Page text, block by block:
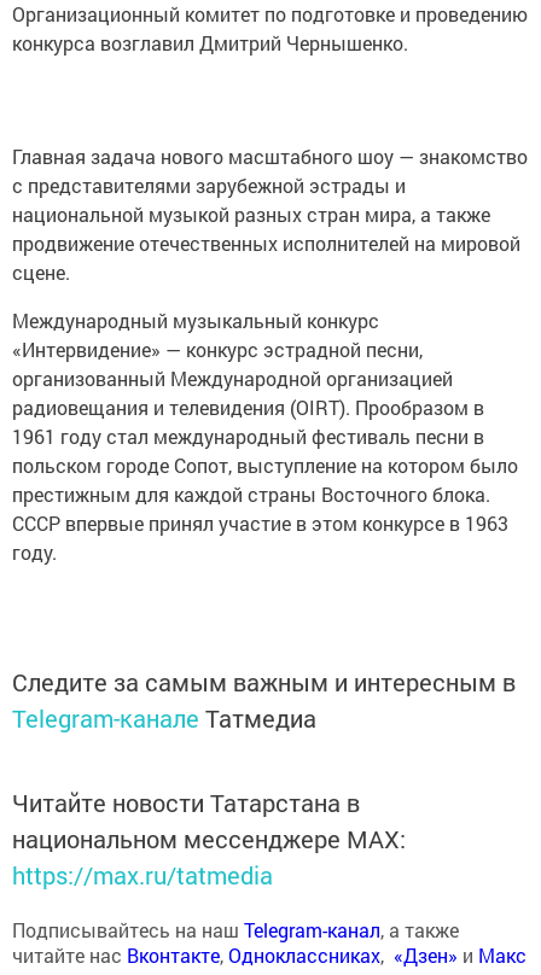
Организационный комитет по подготовке и проведению
конкурса возглавил Дмитрий Чернышенко.
Главная задача нового масштабного шоу — знакомство
с представителями зарубежной эстрады и
национальной музыкой разных стран мира, а также
продвижение отечественных исполнителей на мировой
сцене.
Международный музыкальный конкурс
«Интервидение» — конкурс эстрадной песни,
организованный Международной организацией
радиовещания и телевидения (OIRT). Прообразом в
1961 году стал международный фестиваль песни в
польском городе Сопот, выступление на котором было
престижным для каждой страны Восточного блока.
СССР впервые принял участие в этом конкурсе в 1963
году.
Следите за самым важным и интересным в
Telegram-канале Татмедиа
Читайте новости Татарстана в
национальном мессенджере MАХ:
https://max.ru/tatmedia
Подписывайтесь на наш Telegram-канал, а также
читайте нас Вконтакте,Одноклассниках, «Дзен» и Макс